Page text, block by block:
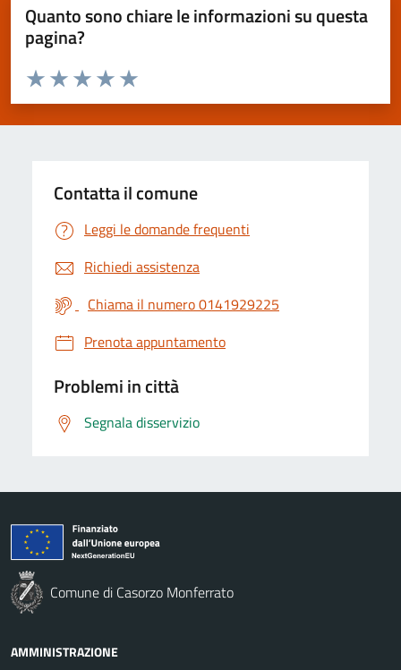
Quanto sono chiare le informazioni su questa
pagina?
Valuta da 1 a 5 stelle la pagina
Valuta 5 stelle su 5
Valuta 4 stelle su 5
Valuta 3 stelle su 5
Valuta 2 stelle su 5
Valuta 1 stelle su 5
Contatta il comune
Leggi le domande frequenti
Richiedi assistenza
Chiama il numero 0141929225
Prenota appuntamento
Problemi in città
Segnala disservizio
Comune di Casorzo Monferrato
AMMINISTRAZIONE